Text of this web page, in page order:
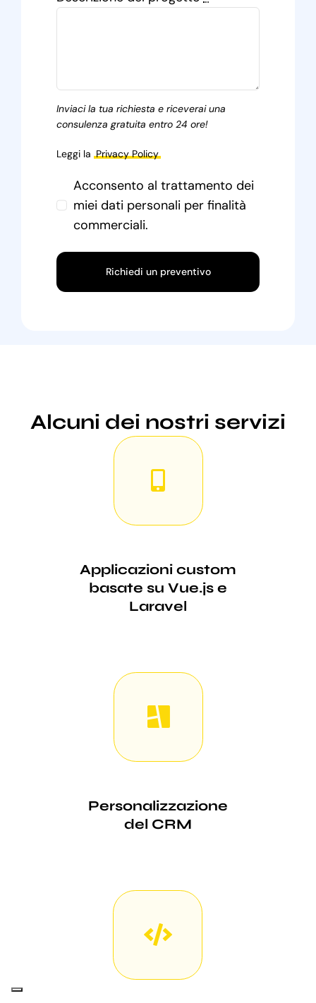
Inviaci la tua richiesta e riceverai una
consulenza gratuita entro 24 ore!
Leggi la Privacy Policy
Acconsento al trattamento dei
miei dati personali per finalità
commerciali.
Richiedi un preventivo
Alcuni dei nostri servizi
Applicazioni custom
basate su Vue.js e
Laravel
Personalizzazione
del CRM